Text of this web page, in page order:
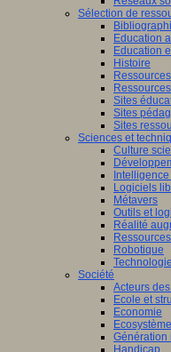
Sélection de
Education
Education
Histoire
Sites
Sites
Sites
Sciences et
Culture
Logiciels
Métavers
Outils et
Réalité
Robotique
Société
Acteurs
Ecole et
Economie
Génération
Handicap